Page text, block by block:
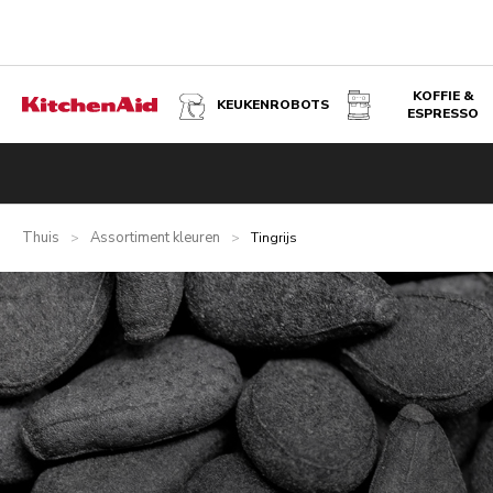
KEUKENROBOTS
KOFFIE &
ESPRESSO
Thuis > Assortiment kleuren > Tingrijs